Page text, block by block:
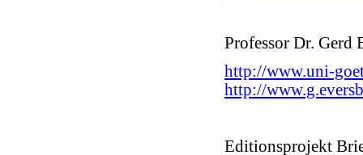
Professor Dr. Gerd
http://www.uni-
http://
Editionsprojekt